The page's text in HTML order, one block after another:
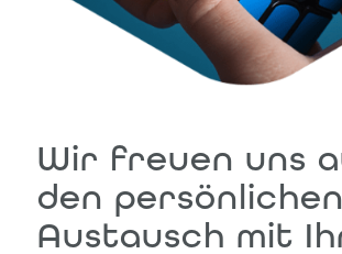
Wir freuen uns
den persönlichen
Austausch mit